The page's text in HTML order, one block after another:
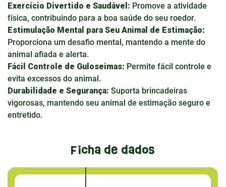
Exercício Divertido e Saudável: Promove a atividade
física, contribuindo para a boa saúde do seu roedor.
Estimulação Mental para Seu Animal de Estimação:
Proporciona um desafio mental, mantendo a mente do
animal afiada e alerta.
Fácil Controle de Guloseimas: Permite fácil controle e
evita excessos do animal.
Durabilidade e Segurança: Suporta brincadeiras
vigorosas, mantendo seu animal de estimação seguro e
entretido.
Ficha de dados